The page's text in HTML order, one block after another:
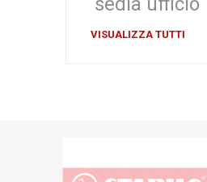
VISUALIZZA TUTTI